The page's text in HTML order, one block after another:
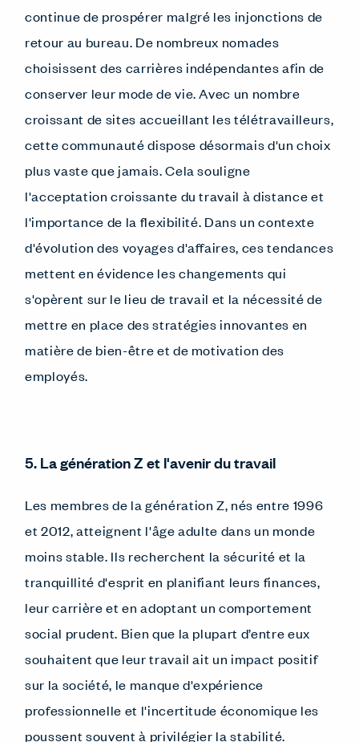
continue de prospérer malgré les injonctions de
retour au bureau. De nombreux nomades
choisissent des carrières indépendantes afin de
conserver leur mode de vie. Avec un nombre
croissant de sites accueillant les télétravailleurs,
cette communauté dispose désormais d'un choix
plus vaste que jamais. Cela souligne
l'acceptation croissante du travail à distance et
l'importance de la flexibilité. Dans un contexte
d'évolution des voyages d'affaires, ces tendances
mettent en évidence les changements qui
s'opèrent sur le lieu de travail et la nécessité de
mettre en place des stratégies innovantes en
matière de bien-être et de motivation des
employés.
5. La génération Z et l'avenir du travail
Les membres de la génération Z, nés entre 1996
et 2012, atteignent l'âge adulte dans un monde
moins stable. Ils recherchent la sécurité et la
tranquillité d'esprit en planifiant leurs finances,
leur carrière et en adoptant un comportement
social prudent. Bien que la plupart d’entre eux
souhaitent que leur travail ait un impact positif
sur la société, le manque d'expérience
professionnelle et l'incertitude économique les
poussent souvent à privilégier la stabilité.